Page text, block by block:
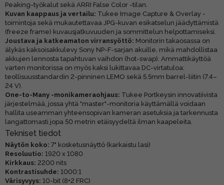
Peaking-työkalut sekä ARRI False Color -tilan.
Kuvan kaappaus ja vertailu: Tukee Image Capture & Overlay -
toimintoja sekä mukautettavaa JPG-kuvan esikatselun jäädyttämistä
(freeze frame) kuvausjatkuvuuden ja sommittelun helpottamiseksi.
Joustava ja katkeamaton virransyöttö: Monitorin takaosassa on
älykäs kaksoisakkulevy Sony NP-F-sarjan akuille, mikä mahdollistaa
akkujen lennosta tapahtuvan vaihdon (hot-swap). Ammattikäyttöä
varten monitorissa on myös kaksi lukittavaa DC-virtatuloa:
teollisuusstandardin 2-pinninen LEMO sekä 5.5mm barrel-liitin (7.4–
24 V).
One-to-Many -monikameraohjaus: Tukee Portkeysin innovatiivista
järjestelmää, jossa yhtä "master"-monitoria käyttämällä voidaan
hallita useamman yhteensopivan kameran asetuksia ja tarkennusta
langattomasti jopa 50 metrin etäisyydeltä ilman kaapeleita.
Tekniset tiedot
Näytön koko: 7" kosketusnäyttö (karkaistu lasi)
Resoluutio: 1920 x 1080
Kirkkaus: 2200 nits
Kontrastisuhde: 1000:1
Värisyvyys: 10-bit (8+2 FRC)